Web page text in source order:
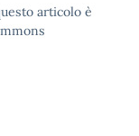
articolo è